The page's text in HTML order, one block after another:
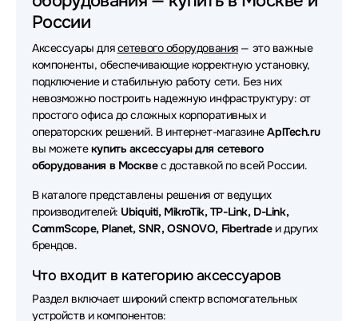
Аксессуары для сетевого оборудования ATEN
Аксессуары для сетевого оборудования Ruijie
Аксессуары для сетевого оборудования Extreme
Аксессуары для сетевого оборудования Juniper
Аксессуары для сетевого оборудования SNR
Аксессуары для сетевого оборудования H3C
Аксессуары для сетевого оборудования Fibertrade
Аксессуары для сетевого оборудования Mellanox
Аксессуары для сетевого оборудования LR-Link
России
Аксессуары длясетевого оборудования— это важные
компоненты, обеспечивающие корректную установку,
подключение и стабильную работу сети. Без них
невозможно построить надежную инфраструктуру: от
простого офиса до сложных корпоративных и
операторских решений. В интернет-магазинеAplTech.ru
вы можетекупить аксессуары для сетевого
оборудования в Москвес доставкой по всей России.
В каталоге представлены решения от ведущих
производителей: Ubiquiti, MikroTik, TP-Link, D-Link,
CommScope, Planet, SNR, OSNOVO, Fibertradeи других
брендов.
Что входит в категорию аксессуаров
Раздел включает широкий спектр вспомогательных
устройств и компонентов: